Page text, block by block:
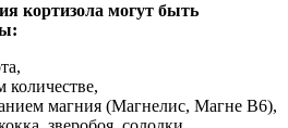
кортизола могут быть
количестве,
магния (Магнелис, Магне В6),